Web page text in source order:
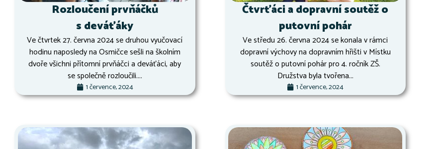
Rozloučení prvňáčků
s deváťáky
Ve čtvrtek 27. června 2024 se druhou vyučovací
hodinu naposledy na Osmičce sešli na školním
dvoře všichni přítomní prvňáčci a deváťáci, aby
se společně rozloučili....
1 července, 2024
Čtvrťáci a dopravní soutěž o
putovní pohár
Ve středu 26. června 2024 se konala v rámci
dopravní výchovy na dopravním hřišti v Místku
soutěž o putovní pohár pro 4. ročník ZŠ.
Družstva byla tvořena...
1 července, 2024